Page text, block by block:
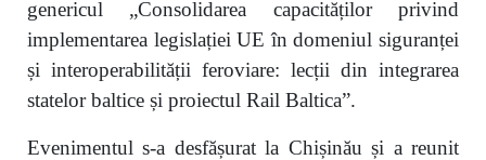
genericul „Consolidarea capacităților privind
implementarea legislației UE în domeniul siguranței
și interoperabilității feroviare: lecții din integrarea
statelor baltice și proiectul Rail Baltica”.
Evenimentul s-a desfășurat la Chișinău și a reunit